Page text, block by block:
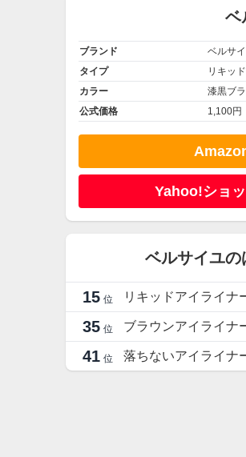
ベ
ブランド
ベルサ
タイプ
リキッド
カラー
漆黒ブ
公式価格
1,100円
Yahoo!ショ
ベルサイユ
15 位 リキッドアイライナ
35 位 ブラウンアイライナ
41 位 落ちないアイライナ